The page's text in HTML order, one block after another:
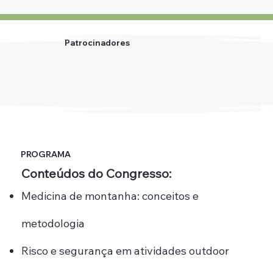
Patrocinadores
PROGRAMA
Conteúdos do Congresso:
Medicina de montanha: conceitos e
metodologia
Risco e segurança em atividades outdoor